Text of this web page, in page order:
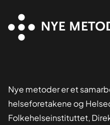
Nye metoder er et
helseforetakene og
Folkehelseinstituttet,